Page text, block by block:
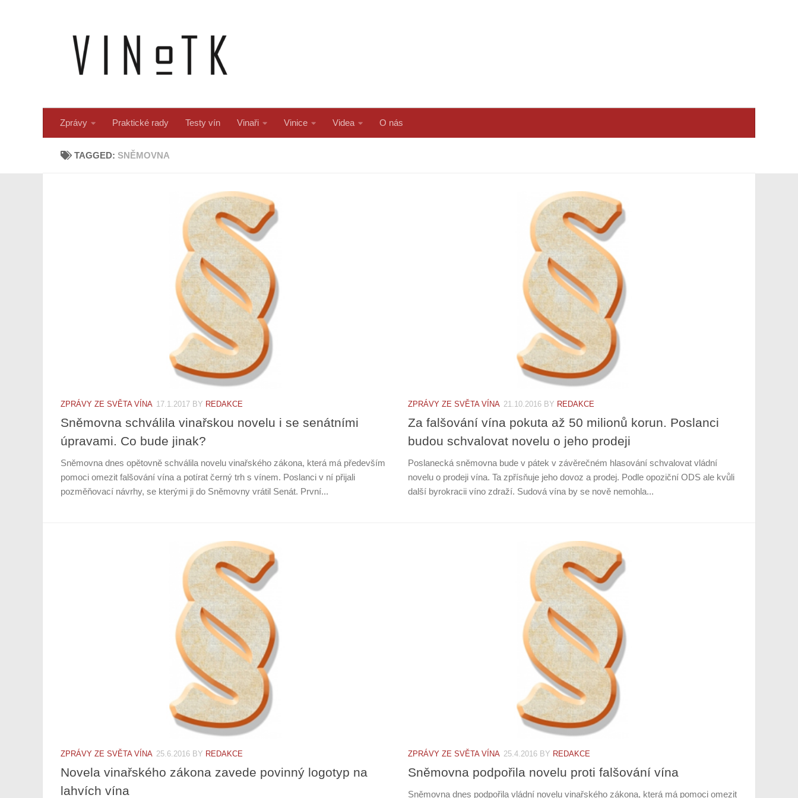
Zprávy Praktické rady Testy vín Vinaři Vinice Videa O nás
TAGGED:SNĚMOVNA
ZPRÁVY ZE SVĚTA VÍNA 17.1.2017 BY REDAKCE
Sněmovna schválila vinařskou novelu i se senátními
úpravami. Co bude jinak?
Sněmovna dnes opětovně schválila novelu vinařského zákona, která má především
pomoci omezit falšování vína a potírat černý trh s vínem. Poslanci v ní přijali
pozměňovací návrhy, se kterými ji do Sněmovny vrátil Senát. První...
ZPRÁVY ZE SVĚTA VÍNA 21.10.2016 BY REDAKCE
Za falšování vína pokuta až 50 milionů korun. Poslanci
budou schvalovat novelu o jeho prodeji
Poslanecká sněmovna bude v pátek v závěrečném hlasování schvalovat vládní
novelu o prodeji vína. Ta zpřísňuje jeho dovoz a prodej. Podle opoziční ODS ale kvůli
další byrokracii víno zdraží. Sudová vína by se nově nemohla...
ZPRÁVY ZE SVĚTA VÍNA 25.6.2016 BY REDAKCE
Novela vinařského zákona zavede povinný logotyp na
lahvích vína
ZPRÁVY ZE SVĚTA VÍNA 25.4.2016 BY REDAKCE
Sněmovna podpořila novelu proti falšování vína
Sněmovna dnes podpořila vládní novelu vinařského zákona, která má pomoci omezit